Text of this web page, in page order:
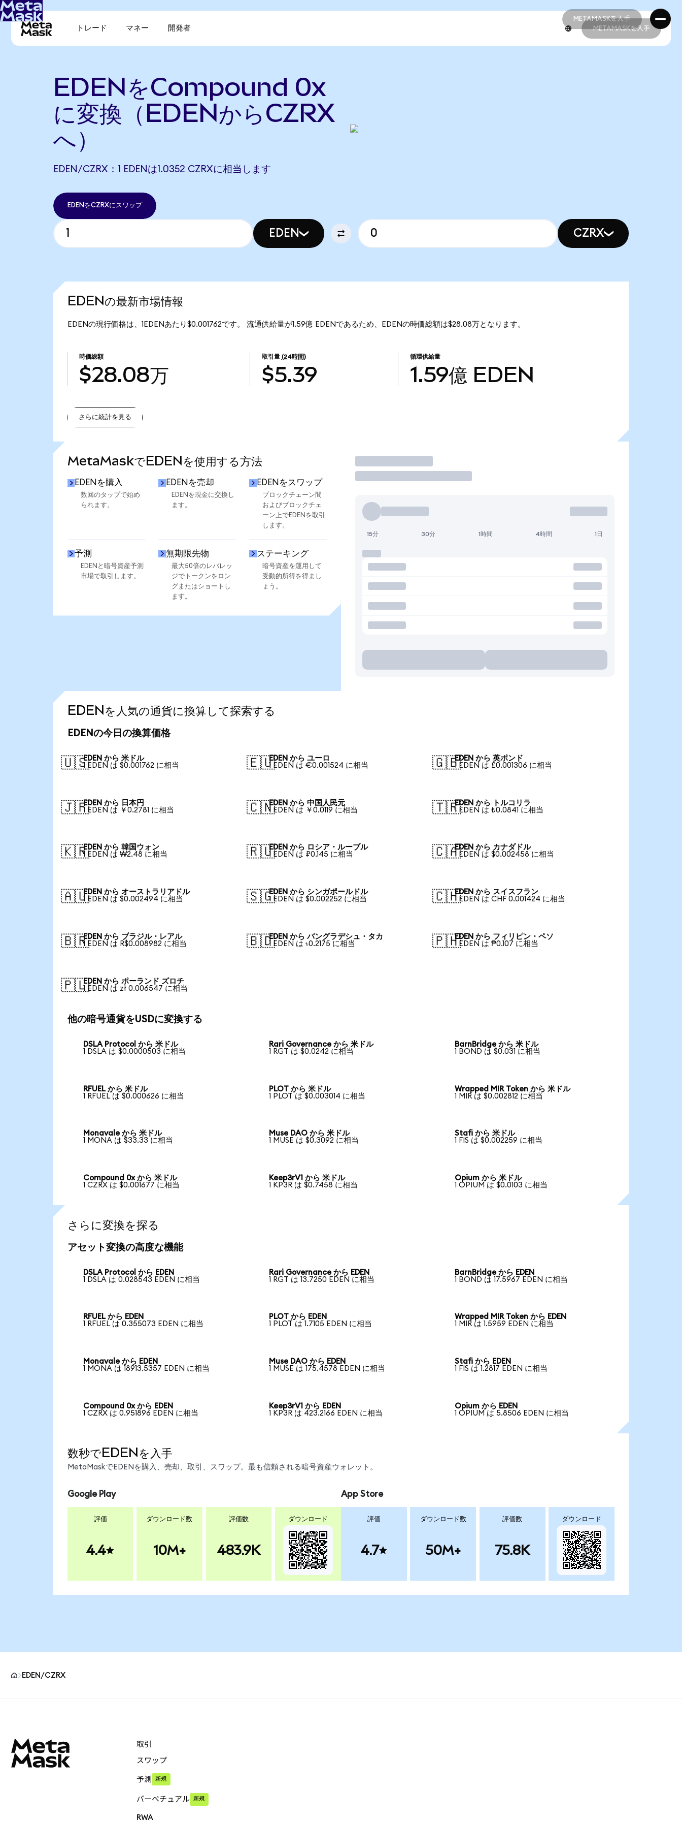
METAMASKを入手
METAMASKを入手
トレード マネー 開発者 METAMASKを入手
EDENをCompound 0x
に変換（EDENからCZRX
へ）
EDEN/CZRX：1 EDENは1.0352 CZRXに相当します
EDENをCZRXにスワップ
EDEN CZRX
EDENの最新市場情報
EDENの現行価格は、1EDENあたり$0.001762です。 流通供給量が1.59億 EDENであるため、EDENの時価総額は$28.08万となります。
時価総額
$28.08万
取引量 (24時間)
$5.39
循環供給量
1.59億 EDEN
さらに統計を見る
MetaMaskでEDENを使用する方法
EDENを購入
数回のタップで始め
られます。
EDENを売却
EDENを現金に交換し
ます。
EDENをスワップ
ブロックチェーン間
およびブロックチェ
ーン上でEDENを取引
します。
予測
EDENと暗号資産予測
市場で取引します。
無期限先物
最大50倍のレバレッ
ジでトークンをロン
グまたはショートし
ます。
ステーキング
暗号資産を運用して
受動的所得を得まし
ょう。
取引
15分 30分 1時間 4時間 1日
EDENを人気の通貨に換算して探索する
EDENの今日の換算価格
🇺🇸EDEN から 米ドル
1 EDEN は $0.001762 に相当
🇪🇺EDEN から ユーロ
1 EDEN は €0.001524 に相当
🇬🇧EDEN から 英ポンド
1 EDEN は £0.001306 に相当
🇯🇵EDEN から 日本円
1 EDEN は ￥0.2781 に相当
🇨🇳EDEN から 中国人民元
1 EDEN は ￥0.0119 に相当
🇹🇷EDEN から トルコリラ
1 EDEN は ₺0.0841 に相当
🇰🇷EDEN から 韓国ウォン
1 EDEN は ₩2.48 に相当
🇷🇺EDEN から ロシア・ルーブル
1 EDEN は ₽0.145 に相当
🇨🇦EDEN から カナダドル
1 EDEN は $0.002458 に相当
🇦🇺EDEN から オーストラリアドル
1 EDEN は $0.002494 に相当
🇸🇬EDEN から シンガポールドル
1 EDEN は $0.002252 に相当
🇨🇭EDEN から スイスフラン
1 EDEN は CHF 0.001424 に相当
🇧🇷EDEN から ブラジル・レアル
1 EDEN は R$0.008982 に相当
🇧🇩EDEN から バングラデシュ・タカ
1 EDEN は ৳0.2175 に相当
🇵🇭EDEN から フィリピン・ペソ
1 EDEN は ₱0.107 に相当
🇵🇱EDEN から ポーランド ズロチ
1 EDEN は zł 0.006547 に相当
他の暗号通貨をUSDに変換する
DSLA Protocol から 米ドル
1 DSLA は $0.0000503 に相当
Rari Governance から 米ドル
1 RGT は $0.0242 に相当
BarnBridge から 米ドル
1 BOND は $0.031 に相当
RFUEL から 米ドル
1 RFUEL は $0.000626 に相当
PLOT から 米ドル
1 PLOT は $0.003014 に相当
Wrapped MIR Token から 米ドル
1 MIR は $0.002812 に相当
Monavale から 米ドル
1 MONA は $33.33 に相当
Muse DAO から 米ドル
1 MUSE は $0.3092 に相当
Stafi から 米ドル
1 FIS は $0.002259 に相当
Compound 0x から 米ドル
1 CZRX は $0.001677 に相当
Keep3rV1 から 米ドル
1 KP3R は $0.7458 に相当
Opium から 米ドル
1 OPIUM は $0.0103 に相当
さらに変換を探る
アセット変換の高度な機能
DSLA Protocol から EDEN
1 DSLA は 0.028543 EDEN に相当
Rari Governance から EDEN
1 RGT は 13.7250 EDEN に相当
BarnBridge から EDEN
1 BOND は 17.5967 EDEN に相当
RFUEL から EDEN
1 RFUEL は 0.355073 EDEN に相当
PLOT から EDEN
1 PLOT は 1.7105 EDEN に相当
Wrapped MIR Token から EDEN
1 MIR は 1.5959 EDEN に相当
Monavale から EDEN
1 MONA は 18913.5357 EDEN に相当
Muse DAO から EDEN
1 MUSE は 175.4578 EDEN に相当
Stafi から EDEN
1 FIS は 1.2817 EDEN に相当
Compound 0x から EDEN
1 CZRX は 0.951896 EDEN に相当
Keep3rV1 から EDEN
1 KP3R は 423.2166 EDEN に相当
Opium から EDEN
1 OPIUM は 5.8506 EDEN に相当
数秒でEDENを入手
MetaMaskでEDENを購入、売却、取引、スワップ。最も信頼される暗号資産ウォレット。
Google Play
評価
4.4
ダウンロード数
10M+
評価数
483.9K
ダウンロード
App Store
評価
4.7
ダウンロード数
50M+
評価数
75.8K
ダウンロード
EDEN/CZRX
取引
スワップ
予測 新規
パーペチュアル 新規
RWA